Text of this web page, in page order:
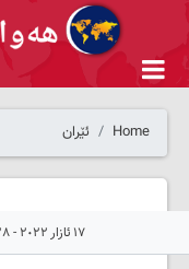
Home ئێران
١٧ ئازار ٢٠٢٢ - ٢٢:٢٨